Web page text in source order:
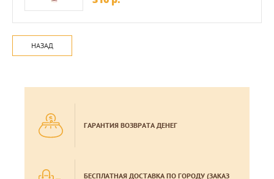
НАЗАД
ГАРАНТИЯ ВОЗВРАТА ДЕНЕГ
БЕСПЛАТНАЯ ДОСТАВКА ПО ГОРОДУ (ЗАКАЗ